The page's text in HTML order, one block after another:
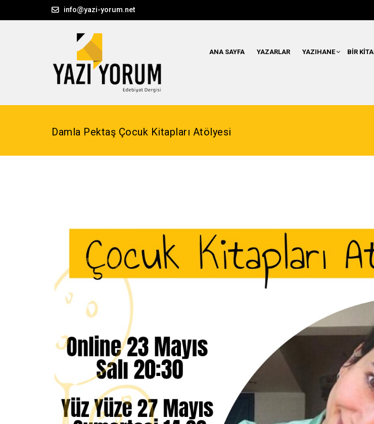
info@yazi-yorum.net
ANA SAYFA YAZARLAR YAZIHANE BIR
Damla Pektaş Çocuk Kitapları Atölyesi